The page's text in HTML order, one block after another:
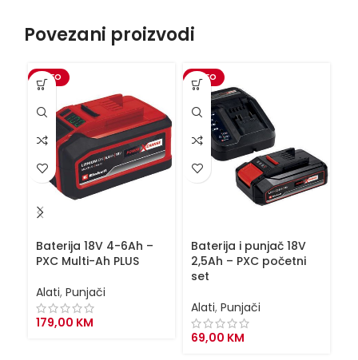
Povezani proizvodi
VIDEO
Baterija 18V 4-6Ah –
PXC Multi-Ah PLUS
Alati, Punjači
179,00 KM
VIDEO
Baterija i punjač 18V
2,5Ah – PXC početni
set
Alati, Punjači
69,00 KM